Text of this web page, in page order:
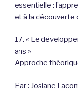
essentielle :
et à la découverte
17. « Le
ans »
Approche
Par : Josiane